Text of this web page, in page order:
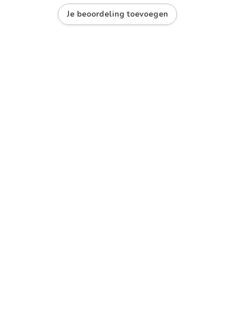
Je beoordeling toevoegen